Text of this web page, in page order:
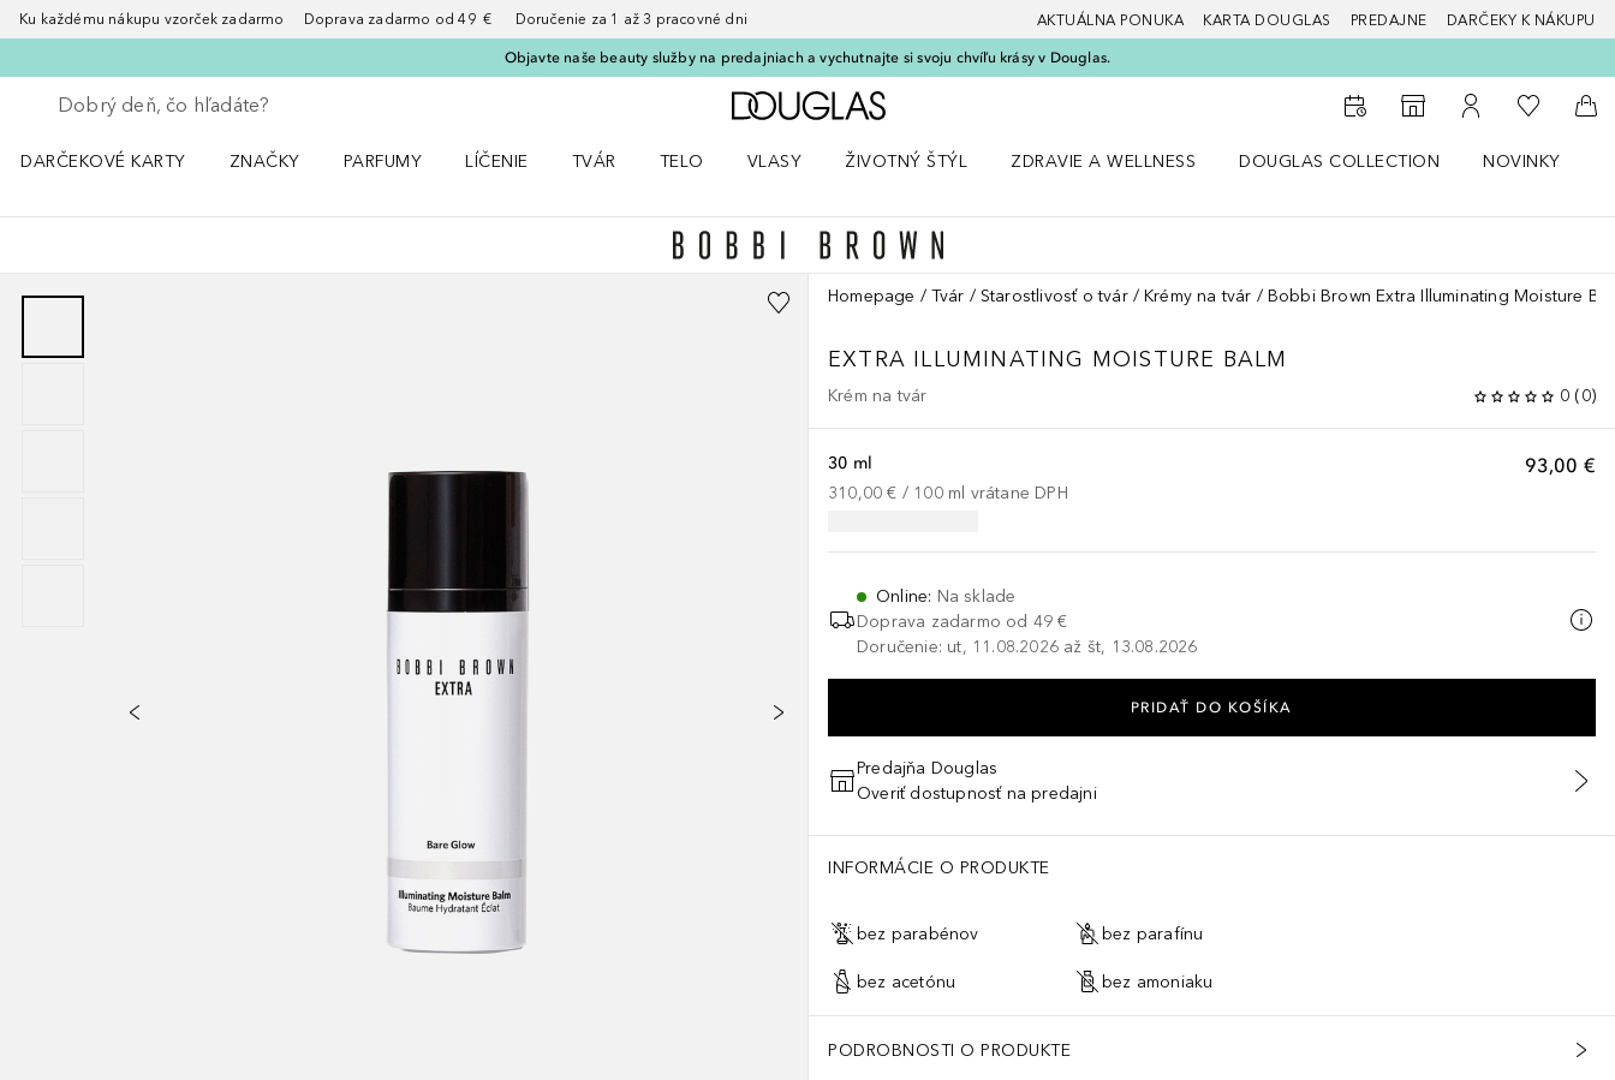
Ku každému nákupu vzorček zadarmo Doprava zadarmo od 49 € Doručenie za 1 až 3 pracovné dni AKTUÁLNA PONUKA KARTA DOUGLAS PREDAJNE DARČEKY K NÁKUPU
Objavte naše beauty služby na predajniach a vychutnajte si svoju chvíľu krásy v Douglas.
Choď späť
Vykonajte vyhľadávanie
Domov
Do vyhľadávača predajní
Do môjho účtu
Do môjho
Do
DARČEKOVÉ KARTY
ZNAČKY
PARFUMY
LÍČENIE
TVÁR
TELO
VLASY
ŽIVOTNÝ ŠTÝL
ZDRAVIE A WELLNESS
DOUGLAS COLLECTION
NOVINKY
Homepage Tvár Starostlivosť o tvár Krémy na tvár Bobbi Brown Extra Illuminating Moisture
EXTRA ILLUMINATING MOISTURE BALM
Krém na tvár 0 (0)
93,00 €
30 ml
310,00 € / 100 ml vrátane DPH
Online: Na sklade
Doprava zadarmo od 49 €
Doručenie: ut, 11.08.2026 až št, 13.08.2026
PRIDAŤ DO KOŠÍKA
Predajňa Douglas
Overiť dostupnosť na predajni
INFORMÁCIE O PRODUKTE
bez parabénov bez parafínu
bez acetónu bez amoniaku
PODROBNOSTI O PRODUKTE
Kompletní a aktuální seznam ingrediencí naleznete na obalu produktu.